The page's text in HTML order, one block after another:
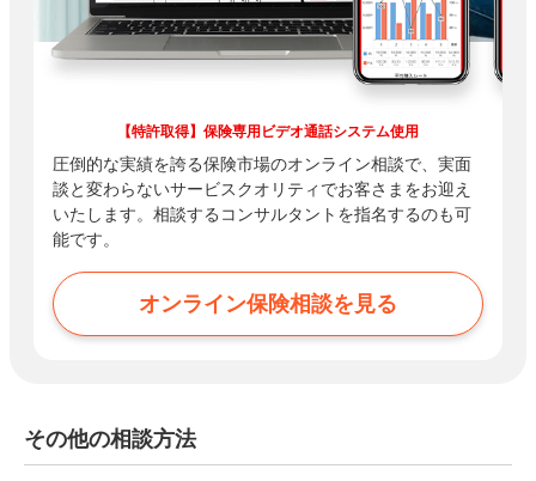
【特許取得】保険専用ビデオ通話システム使用
圧倒的な実績を誇る保険市場のオンライン相談で、実面
談と変わらないサービスクオリティでお客さまをお迎え
いたします。相談するコンサルタントを指名するのも可
能です。
オンライン保険相談を見る
その他の相談方法